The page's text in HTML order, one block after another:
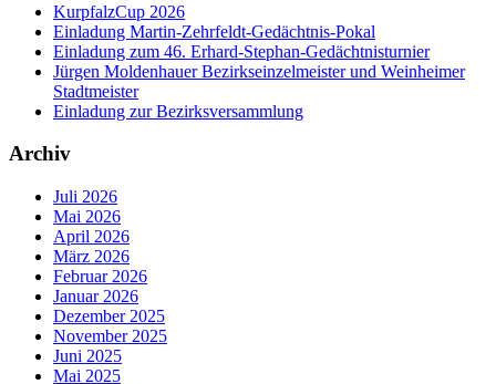
KurpfalzCup 2026
Einladung Martin-Zehrfeldt-Gedächtnis-Pokal
Einladung zum 46. Erhard-Stephan-Gedächtnisturnier
Jürgen Moldenhauer Bezirkseinzelmeister und Weinheimer
Stadtmeister
Einladung zur Bezirksversammlung
Archiv
Juli 2026
Mai 2026
April 2026
März 2026
Februar 2026
Januar 2026
Dezember 2025
November 2025
Juni 2025
Mai 2025